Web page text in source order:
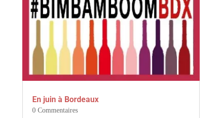
En juin à Bordeaux
0 Commentaires